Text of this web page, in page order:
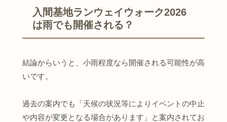
入間基地ランウェイウォーク2026
は雨でも開催される？
結論からいうと、小雨程度なら開催される可能性が高
いです。
過去の案内でも「天候の状況等によりイベントの中止
や内容が変更となる場合があります」と案内されてお